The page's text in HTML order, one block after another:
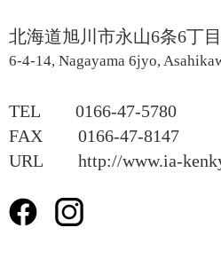
北海道旭川市永山6条6丁
6-4-14, Nagayama 6jyo,
TEL 0166-47-5780
FAX 0166-47-8147
URL http://www.ia-